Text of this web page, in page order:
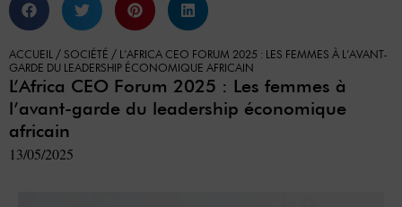
ACCUEIL / SOCIÉTÉ / L’AFRICA CEO FORUM 2025 : LES FEMMES À L’AVANT-
GARDE DU LEADERSHIP ÉCONOMIQUE AFRICAIN
L’Africa CEO Forum 2025 : Les femmes à
l’avant-garde du leadership économique
africain
13/05/2025